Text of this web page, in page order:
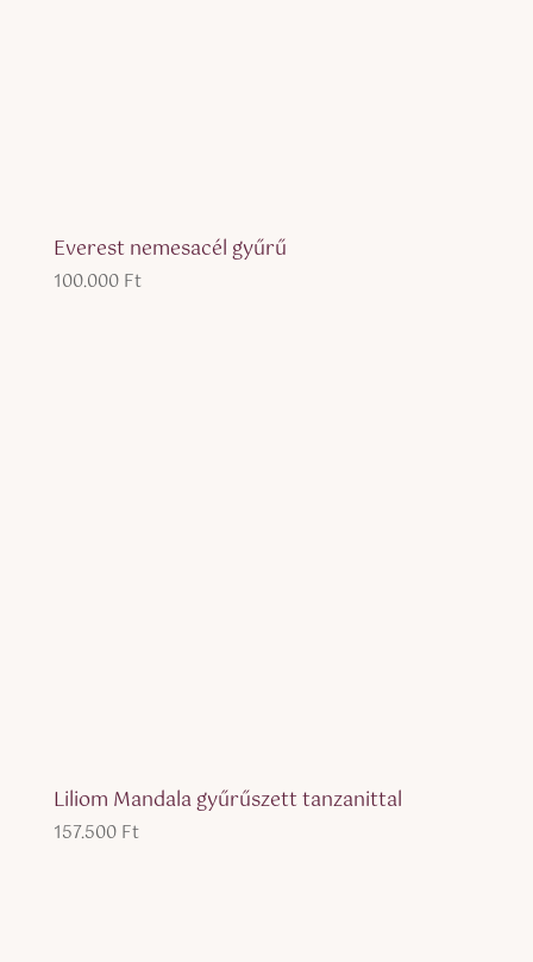
Everest nemesacél gyűrű
100.000 Ft
Liliom Mandala gyűrűszett tanzanittal
157.500 Ft